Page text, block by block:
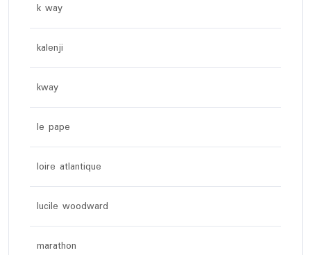
k way
kalenji
kway
le pape
loire atlantique
lucile woodward
marathon